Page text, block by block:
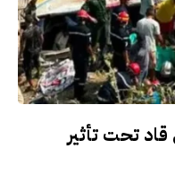
تحت تأثير